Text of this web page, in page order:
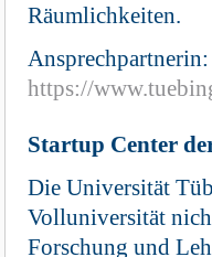
Räumlichkeiten.
https://
Startup Center
Die Universität
Volluniversität
Forschung und